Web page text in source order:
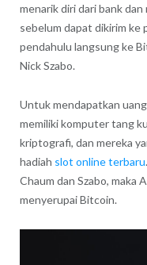
menarik diri dari bank
sebelum dapat dikirim ke
pendahulu langsung ke
Nick Szabo.
Untuk mendapatkan
memiliki komputer tang
kriptografi, dan mereka
hadiah slot online terbaru
Chaum dan Szabo, maka
menyerupai Bitcoin.